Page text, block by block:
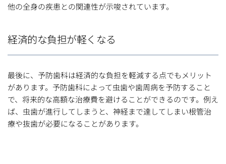
他の全身の疾患との関連性が示唆されています。
経済的な負担が軽くなる
最後に、予防歯科は経済的な負担を軽減する点でもメリット
があります。予防歯科によって虫歯や歯周病を予防すること
で、将来的な高額な治療費を避けることができるのです。例え
ば、虫歯が進行してしまうと、神経まで達してしまい根管治
療や抜歯が必要になることがあります。